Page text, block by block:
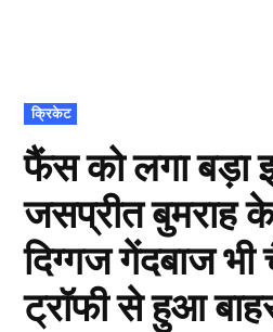
POSTED
IN
क्रिकेट
फैंस को लगा बड़ा
जसप्रीत बुमराह
दिग्गज गेंदबाज भी
ट्रॉफी से हुआ